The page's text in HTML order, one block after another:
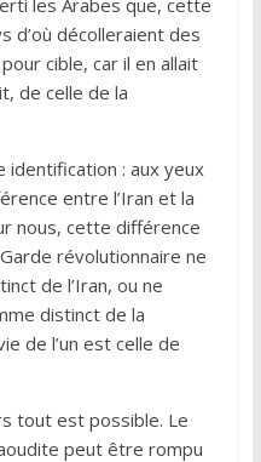
d’où décolleraient des
cible, car il en allait
de celle de la
: aux yeux
entre l’Iran et la
nous, cette différence
révolutionnaire ne
de l’Iran, ou ne
distinct de la
de l’un est celle de
tout est possible. Le
peut être rompu